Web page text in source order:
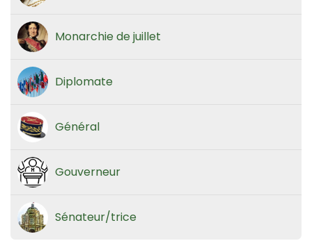
Monarchie de juillet
Diplomate
Général
Gouverneur
Sénateur/trice